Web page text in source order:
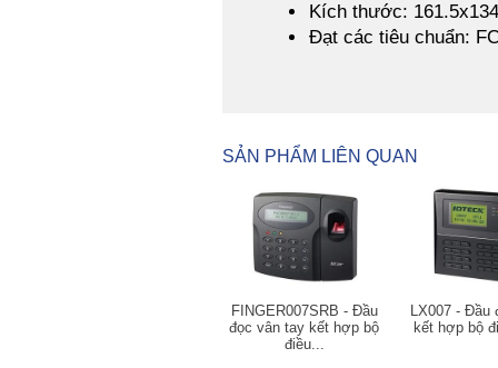
Kích thước:
Đạt các tiêu chuẩn:
SẢN PHẨM LIÊN QUAN
FINGER007SRB - Đầu
đọc vân tay kết hợp bộ
điều...
LX007 - Đầu
kết hợp bộ